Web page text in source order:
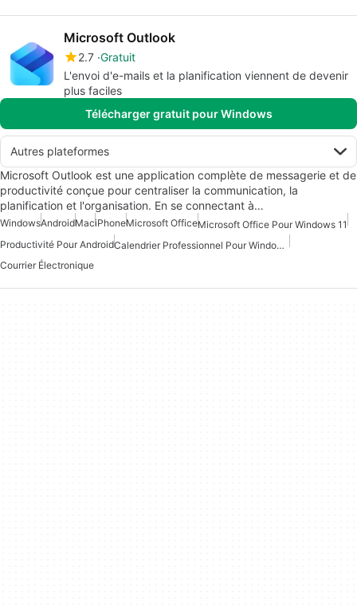
Microsoft Outlook
2.7 Gratuit
L'envoi d'e-mails et la planification viennent de devenir
plus faciles
Télécharger gratuit pour Windows
Autres plateformes
Microsoft Outlook est une application complète de messagerie et de
productivité conçue pour centraliser la communication, la
planification et l'organisation. En se connectant à…
WindowsAndroidMaciPhoneMicrosoft OfficeMicrosoft Office Pour Windows 11
Productivité Pour Android
Calendrier Professionnel Pour Windows 10
Courrier Électronique